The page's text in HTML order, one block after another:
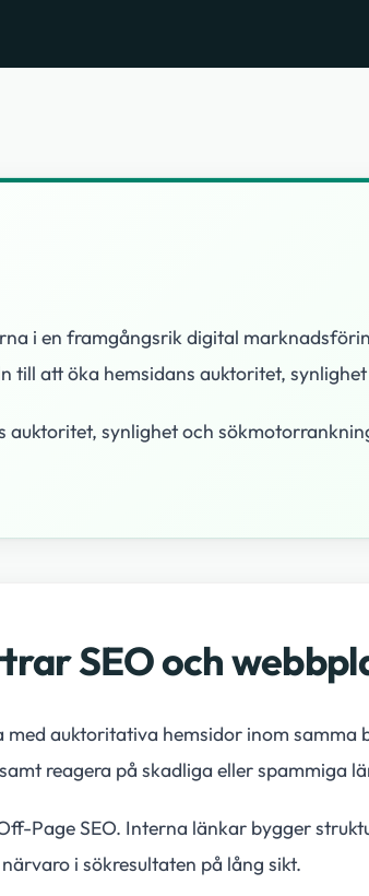
i en framgångsrik digital
till att öka hemsidans auktoritet,
synlighet och
SEO och
auktoritativa hemsidor inom
reagera på skadliga eller spammiga
Page SEO. Interna länkar bygger
i sökresultaten på lång sikt.